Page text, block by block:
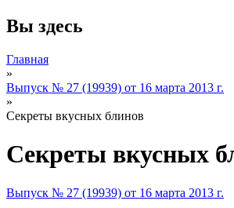
Вы здесь
Главная
»
Выпуск № 27 (19939) от 16 марта 2013 г.
»
Секреты вкусных блинов
Секреты вкусных
Выпуск № 27 (19939) от 16 марта 2013 г.